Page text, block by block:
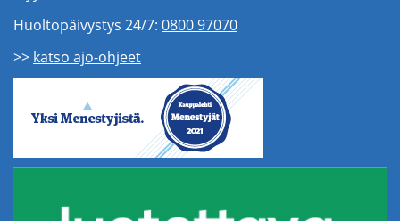
Huoltopäivystys 24/7: 0800 97070
>> katso ajo-ohjeet